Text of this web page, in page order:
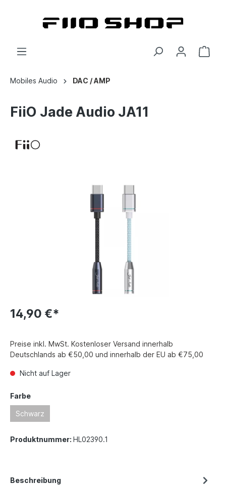
Mobiles Audio DAC / AMP
FiiO Jade Audio JA11
14,90 €*
Preise inkl. MwSt. Kostenloser Versand innerhalb
Deutschlands ab €50,00 und innerhalb der EU ab €75,00
Nicht auf Lager
Farbe
Schwarz
Produktnummer: HL02390.1
Beschreibung